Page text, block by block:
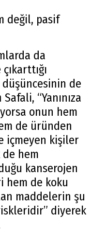
değil, pasif
da
de
“Yanınıza
onun hem
de üründen
içmeyen kişiler
hem
kanserojen
de koku
maddelerin şu
diyerek